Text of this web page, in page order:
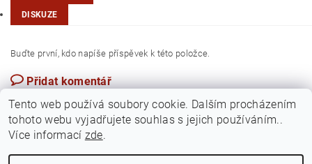
DISKUZE
Buďte první, kdo napíše příspěvek k této položce.
Přidat komentář
Tento web používá soubory cookie. Dalším procházením
tohoto webu vyjadřujete souhlas s jejich používáním..
Více informací zde.